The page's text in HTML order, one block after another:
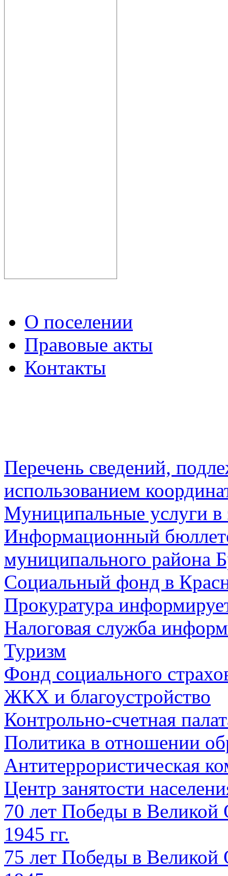
О поселении
Правовые акты
Контакты
Перечень сведений,
использованием
Муниципальные услуги в
Информационный
муниципального района
Социальный фонд в
Прокуратура
Налоговая служба
Туризм
Фонд социального
ЖКХ и благоустройство
Контрольно-счетная
Политика в отношении
Антитеррористическая
Центр занятости
70 лет Победы в Великой
1945 гг.
75 лет Победы в Великой